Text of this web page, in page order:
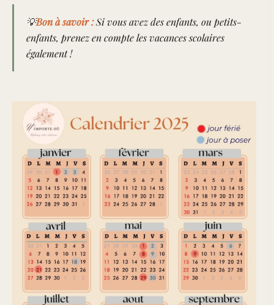
💡Bon à savoir :Si vous avez des enfants, ou petits-
enfants, prenez en compte les vacances scolaires
également !